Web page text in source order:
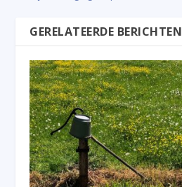
GERELATEERDE BERICHTEN